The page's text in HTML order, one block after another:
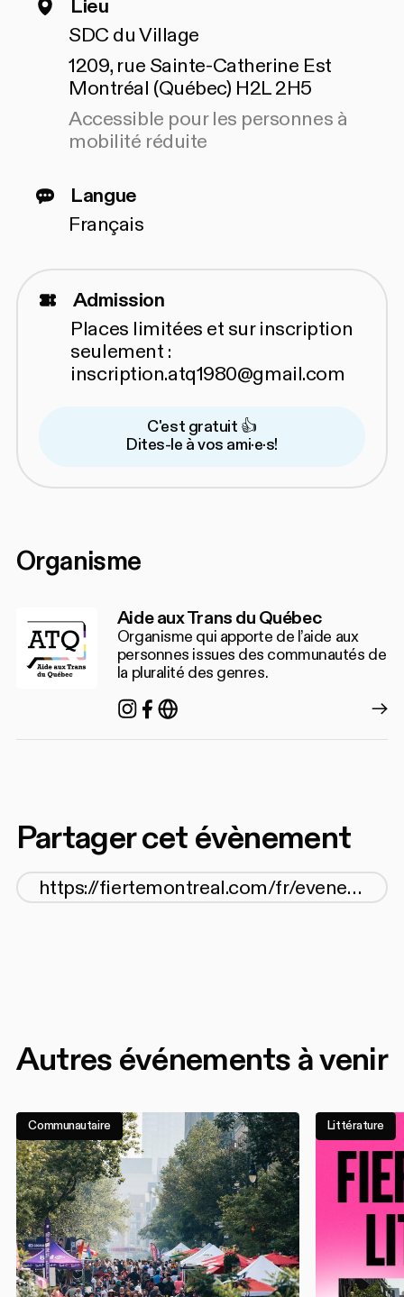
Lieu
SDC du Village
1209, rue Sainte-Catherine Est
Montréal (Québec) H2L 2H5
Accessible pour les personnes à
mobilité réduite
Langue
Français
Admission
Places limitées et sur inscription
seulement :
inscription.atq1980@gmail.com
C'est gratuit 👍
Dites-le à vos ami·e·s!
Organisme
Aide aux Trans du Québec
Organisme qui apporte de l’aide aux
personnes issues des communautés de
la pluralité des genres.
Instagram
Facebook
https://atq1980.org/
Partager cet évènement
Autres événements à venir
Communautaire Littérature